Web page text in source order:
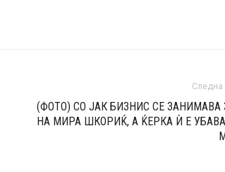
Следна
(ФОТО) СО ЈАК БИЗНИС СЕ ЗАНИМАВА
НА МИРА ШКОРИЌ, А ЌЕРКА Ѝ Е